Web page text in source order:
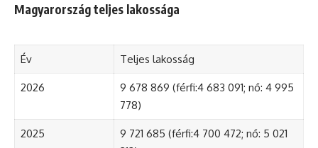
Magyarország teljes lakossága
Év Teljes lakosság
2026
9 678 869 (férfi:4 683 091; nő: 4 995
778)
2025
9 721 685 (férfi:4 700 472; nő: 5 021